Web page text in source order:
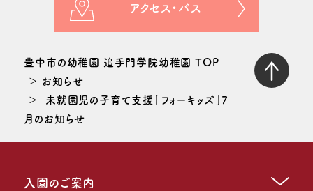
アクセス・バス
豊中市の幼稚園 追手門学院幼稚園 TOP
お知らせ
未就園児の子育て支援「フォーキッズ」7
月のお知らせ
入園のご案内